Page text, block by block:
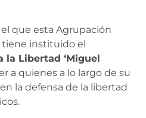
que esta Agrupación
tiene instituido el
la Libertad ‘Miguel
a quienes a lo largo de su
la defensa de la libertad